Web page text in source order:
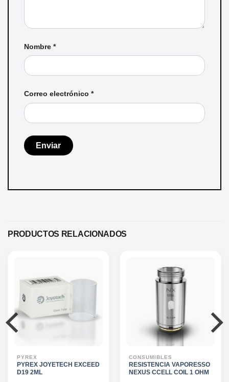
Nombre *
Correo electrónico *
PRODUCTOS RELACIONADOS
PYREX
PYREX JOYETECH EXCEED
D19 2ML
CONSUMIBLES
RESISTENCIA VAPORESSO
NEXUS CCELL COIL 1 OHM